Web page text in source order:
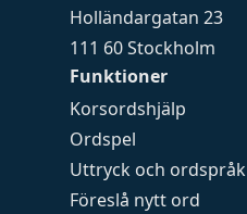
Funktioner
Korsordshjälp
Ordspel
Uttryck och ordspråk
Föreslå nytt ord
Holländargatan 23
111 60 Stockholm